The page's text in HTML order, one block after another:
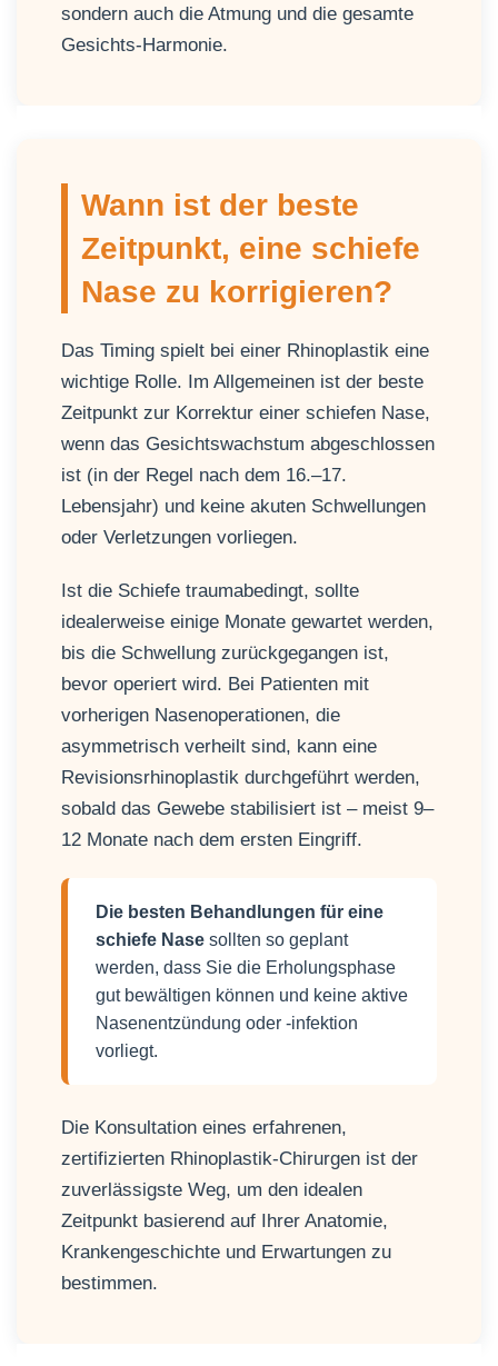
sondern auch die Atmung und die gesamte
Gesichts-Harmonie.
Wann ist der beste
Zeitpunkt, eine schiefe
Nase zu korrigieren?
Das Timing spielt bei einer Rhinoplastik eine
wichtige Rolle. Im Allgemeinen ist der beste
Zeitpunkt zur Korrektur einer schiefen Nase,
wenn das Gesichtswachstum abgeschlossen
ist (in der Regel nach dem 16.–17.
Lebensjahr) und keine akuten Schwellungen
oder Verletzungen vorliegen.
Ist die Schiefe traumabedingt, sollte
idealerweise einige Monate gewartet werden,
bis die Schwellung zurückgegangen ist,
bevor operiert wird. Bei Patienten mit
vorherigen Nasenoperationen, die
asymmetrisch verheilt sind, kann eine
Revisionsrhinoplastik durchgeführt werden,
sobald das Gewebe stabilisiert ist – meist 9–
12 Monate nach dem ersten Eingriff.
Die besten Behandlungen für eine
schiefe Nase sollten so geplant
werden, dass Sie die Erholungsphase
gut bewältigen können und keine aktive
Nasenentzündung oder -infektion
vorliegt.
Die Konsultation eines erfahrenen,
zertifizierten Rhinoplastik-Chirurgen ist der
zuverlässigste Weg, um den idealen
Zeitpunkt basierend auf Ihrer Anatomie,
Krankengeschichte und Erwartungen zu
bestimmen.